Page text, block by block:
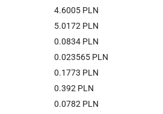
4.6005 PLN
5.0172 PLN
0.0834 PLN
0.023565 PLN
0.1773 PLN
0.392 PLN
0.0782 PLN